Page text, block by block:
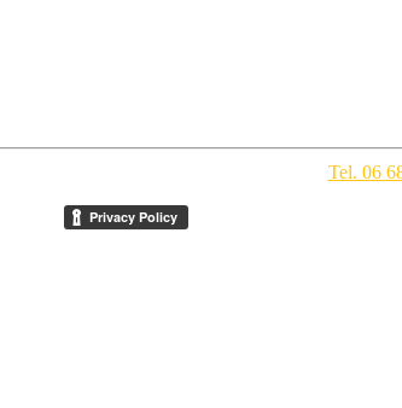
Tel. 06